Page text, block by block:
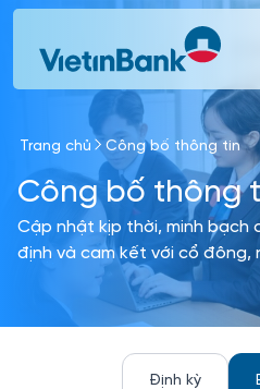
Skip to Main Content
Trang chủ Công bố thông tin
Công bố thông
Cập nhật kịp thời, minh
định và cam kết với cổ đông,
Định kỳ